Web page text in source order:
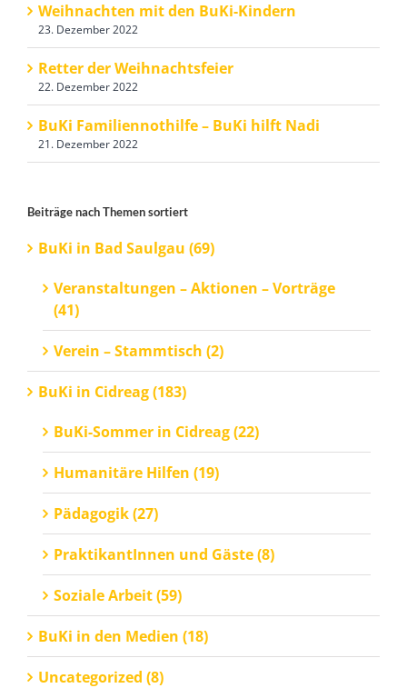
Weihnachten mit den BuKi-Kindern
23. Dezember 2022
Retter der Weihnachtsfeier
22. Dezember 2022
BuKi Familiennothilfe – BuKi hilft Nadi
21. Dezember 2022
Beiträge nach Themen sortiert
BuKi in Bad Saulgau (69)
Veranstaltungen – Aktionen – Vorträge
(41)
Verein – Stammtisch (2)
BuKi in Cidreag (183)
BuKi-Sommer in Cidreag (22)
Humanitäre Hilfen (19)
Pädagogik (27)
PraktikantInnen und Gäste (8)
Soziale Arbeit (59)
BuKi in den Medien (18)
Uncategorized (8)